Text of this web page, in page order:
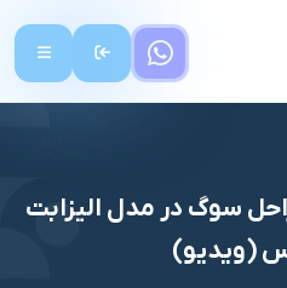
سوگ در مدل الیزابت
(ویدیو)